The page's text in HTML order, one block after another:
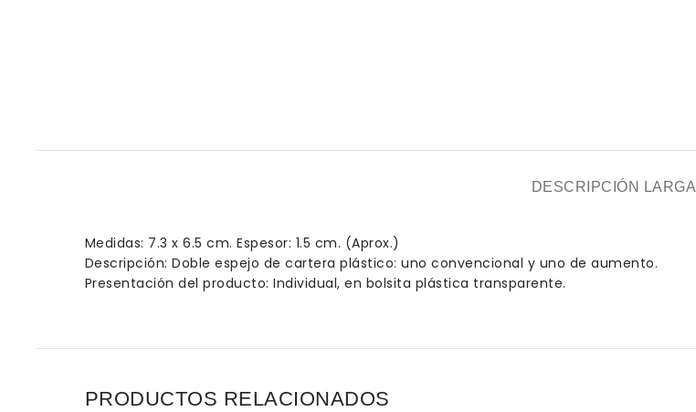
DESCRIPCIÓN LARGA
Medidas: 7.3 x 6.5 cm. Espesor: 1.5 cm. (Aprox.)
Descripción: Doble espejo de cartera plástico: uno convencional y uno de aumento.
Presentación del producto: Individual, en bolsita plástica transparente.
PRODUCTOS RELACIONADOS